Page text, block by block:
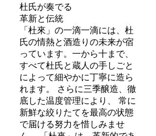
杜氏が奏でる
革新と伝統
「杜來」の一滴一滴には、杜
氏の情熱と酒造りの未来が宿
っています。一から十まで、
すべて杜氏と蔵人の手しごと
によって細やかに丁寧に造ら
れます。 さらに三季醸造、徹
底した温度管理により、 常に
新鮮な絞りたてを最高の状態
で届ける努力を惜しみませ